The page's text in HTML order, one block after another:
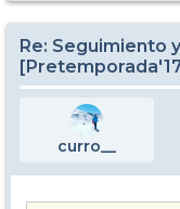
Re: Seguimiento
curro__